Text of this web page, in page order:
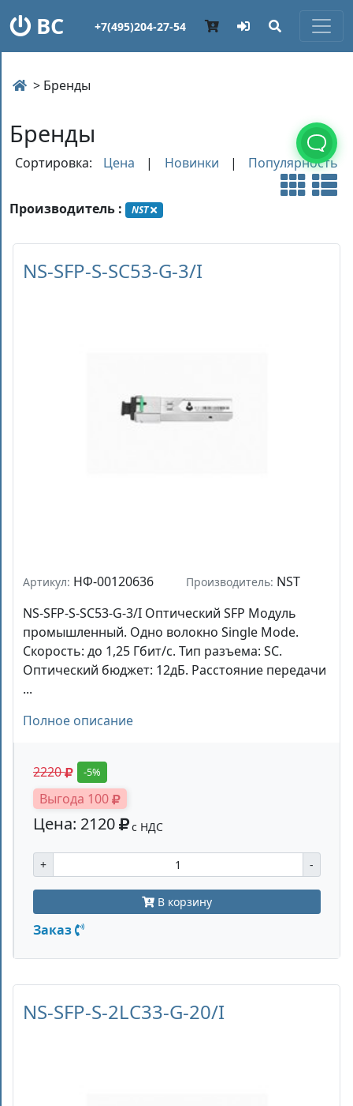
ВС +7(495)204-27-54
> Бренды
Бренды
Сортировка: Цена | Новинки | Популярность
Производитель : NST
NS-SFP-S-SC53-G-3/I
Артикул: НФ-00120636 Производитель: NST
NS-SFP-S-SC53-G-3/I Оптический SFP Модуль
промышленный. Одно волокно Single Mode.
Скорость: до 1,25 Гбит/c. Тип разъема: SC.
Оптический бюджет: 12дБ. Расстояние передачи
...
Полное описание
2220 -5%
Выгода 100
Цена: 2120 с НДС
+ -
В корзину
Заказ
NS-SFP-S-2LC33-G-20/I